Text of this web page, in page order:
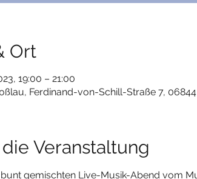
Ort
19:00 – 21:00
Ferdinand-von-Schill-Straße 7,
Veranstaltung
gemischten Live-Musik-Abend vom